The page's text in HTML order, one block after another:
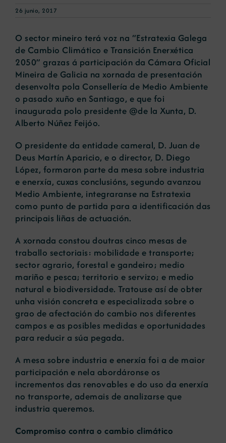
26 junio, 2017
O sector mineiro terá voz na “Estratexia Galega
de Cambio Climático e Transición Enerxética
2050” grazas á participación da Cámara Oficial
Mineira de Galicia na xornada de presentación
desenvolta pola Consellería de Medio Ambiente
o pasado xuño en Santiago, e que foi
inaugurada polo presidente @de la Xunta, D.
Alberto Núñez Feijóo.
O presidente da entidade cameral, D. Juan de
Deus Martín Aparicio, e o director, D. Diego
López, formaron parte da mesa sobre industria
e enerxía, cuxas conclusións, segundo avanzou
Medio Ambiente, integraranse na Estratexia
como punto de partida para a identificación das
principais liñas de actuación.
A xornada constou doutras cinco mesas de
traballo sectoriais: mobilidade e transporte;
sector agrario, forestal e gandeiro; medio
mariño e pesca; territorio e servizo; e medio
natural e biodiversidade. Tratouse así de obter
unha visión concreta e especializada sobre o
grao de afectación do cambio nos diferentes
campos e as posibles medidas e oportunidades
para reducir a súa pegada.
A mesa sobre industria e enerxía foi a de maior
participación e nela abordáronse os
incrementos das renovables e do uso da enerxía
no transporte, ademais de analizarse que
industria queremos.
Compromiso contra o cambio climático